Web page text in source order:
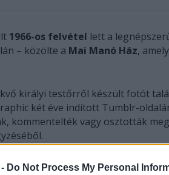
Do Not Process My Personal
1966-os felvétel lett a
– közölte a Mai Manó Ház,
királyi testőrről készült fotót
két éve indított Tumblr-
kommentelték vagy osztották